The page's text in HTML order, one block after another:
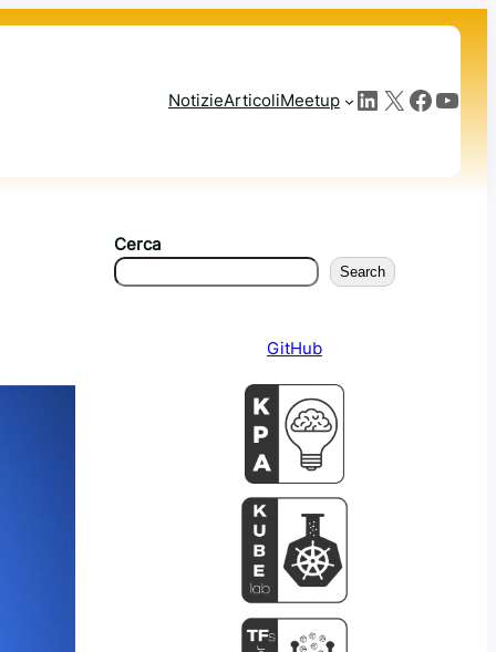
NotizieArticoliMeetup LinkedIn X Facebook YouTube
Cerca
Search
GitHub